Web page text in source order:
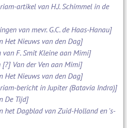
artikel van H.J. Schimmel in de
van mevr. G.C. de Haas-Hanau]
Het Nieuws van den Dag]
van F. Smit Kleine aan Mimi]
Van der Ven aan Mimi]
Het Nieuws van den Dag]
bericht in Jupiter (Batavia Indra)]
De Tijd]
het Dagblad van Zuid-Holland en 's-